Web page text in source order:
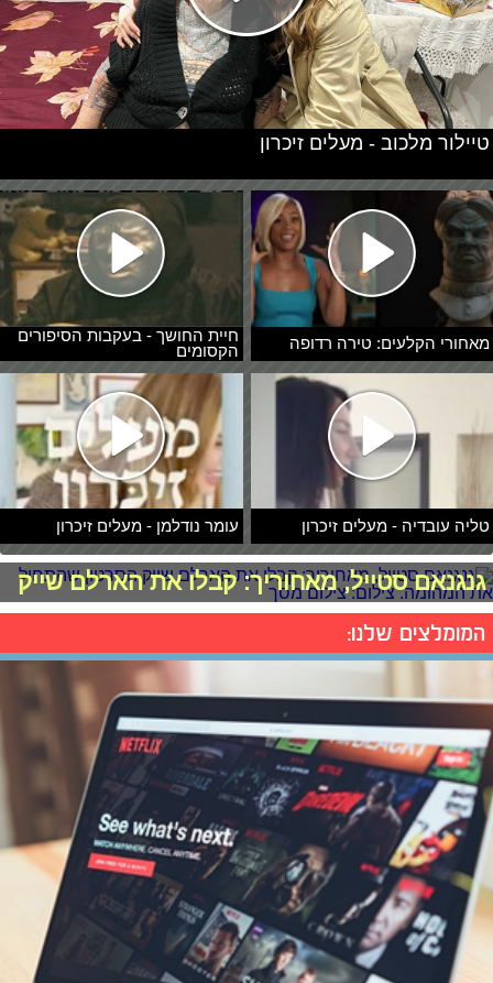
מאחורי הקלעים: טירה רדופה
חיית החושך - בעקבות הסיפורים
הקסומים
טליה עובדיה - מעלים זיכרון עומר נודלמן - מעלים זיכרון
טיילור מלכוב - מעלים זיכרון
גנגנאם סטייל, מאחוריך: קבלו את הארלם שייק
המומלצים שלנו: